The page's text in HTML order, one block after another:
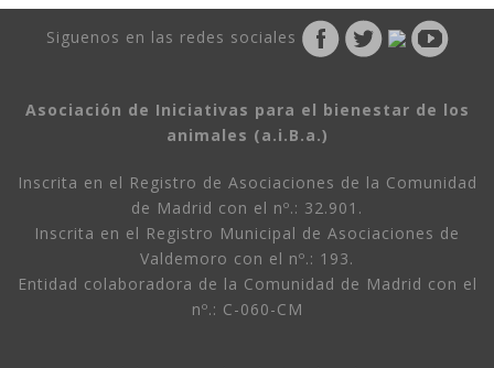
Siguenos en las redes sociales
Asociación de Iniciativas para el bienestar de los
animales (a.i.B.a.)
Inscrita en el Registro de Asociaciones de la Comunidad
de Madrid con el nº.: 32.901.
Inscrita en el Registro Municipal de Asociaciones de
Valdemoro con el nº.: 193.
Entidad colaboradora de la Comunidad de Madrid con el
nº.: C-060-CM